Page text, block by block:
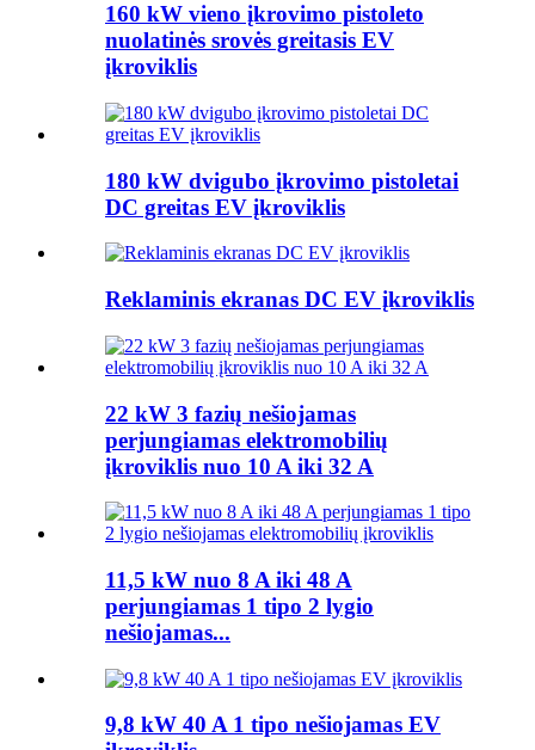
160 kW vieno įkrovimo pistoleto
nuolatinės srovės greitasis EV
įkroviklis
180 kW dvigubo įkrovimo pistoletai
DC greitas EV įkroviklis
Reklaminis ekranas DC EV įkroviklis
22 kW 3 fazių nešiojamas
perjungiamas elektromobilių
įkroviklis nuo 10 A iki 32 A
11,5 kW nuo 8 A iki 48 A
perjungiamas 1 tipo 2 lygio
nešiojamas...
9,8 kW 40 A 1 tipo nešiojamas EV